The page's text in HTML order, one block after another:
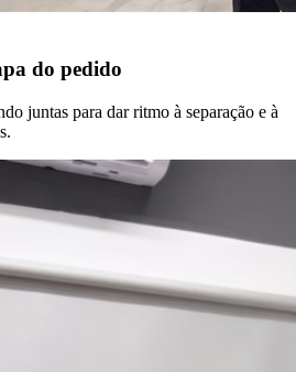
do pedido
juntas para dar ritmo à separação e à